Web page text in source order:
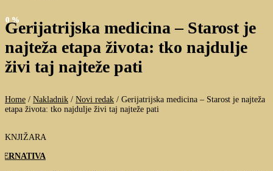
Gerijatrijska medicina – Starost je
najteža etapa života: tko najdulje
živi taj najteže pati
Home / Nakladnik / Novi redak / Gerijatrijska medicina – Starost je najteža
etapa života: tko najdulje živi taj najteže pati
KNJIŽARA
10 %
10 %